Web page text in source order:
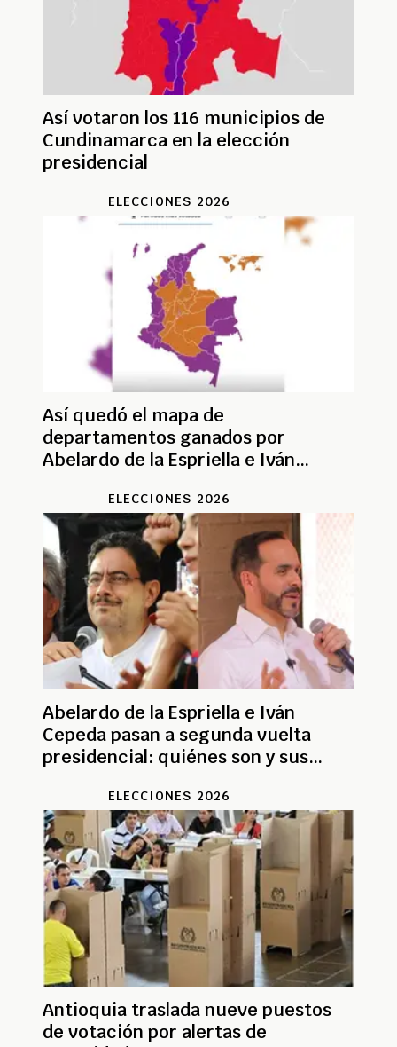
Así votaron los 116 municipios de
Cundinamarca en la elección
presidencial
ELECCIONES 2026
Así quedó el mapa de
departamentos ganados por
Abelardo de la Espriella e Iván
ELECCIONES 2026
Abelardo de la Espriella e Iván
Cepeda pasan a segunda vuelta
presidencial: quiénes son y sus
ELECCIONES 2026
Antioquia traslada nueve puestos
de votación por alertas de